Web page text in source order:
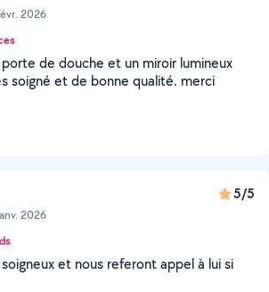
2026
de douche et un miroir lumineux
soigné et de bonne qualité. merci
2026
5/5
et nous referont appel à lui si